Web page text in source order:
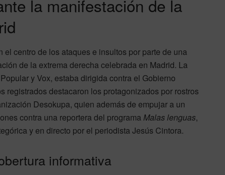
la manifestación de la
centro de los ataques e insultos por parte de una
de la extrema derecha celebrada en Madrid. La
y Vox, estaba dirigida contra el Gobierno
registrados destacaron los protagonizados por rostros
Desokupa, quien además de empujar a un
contra una reportera del programaMalas lenguas,
y en directo por el periodista Jesús Cintora.
informativa